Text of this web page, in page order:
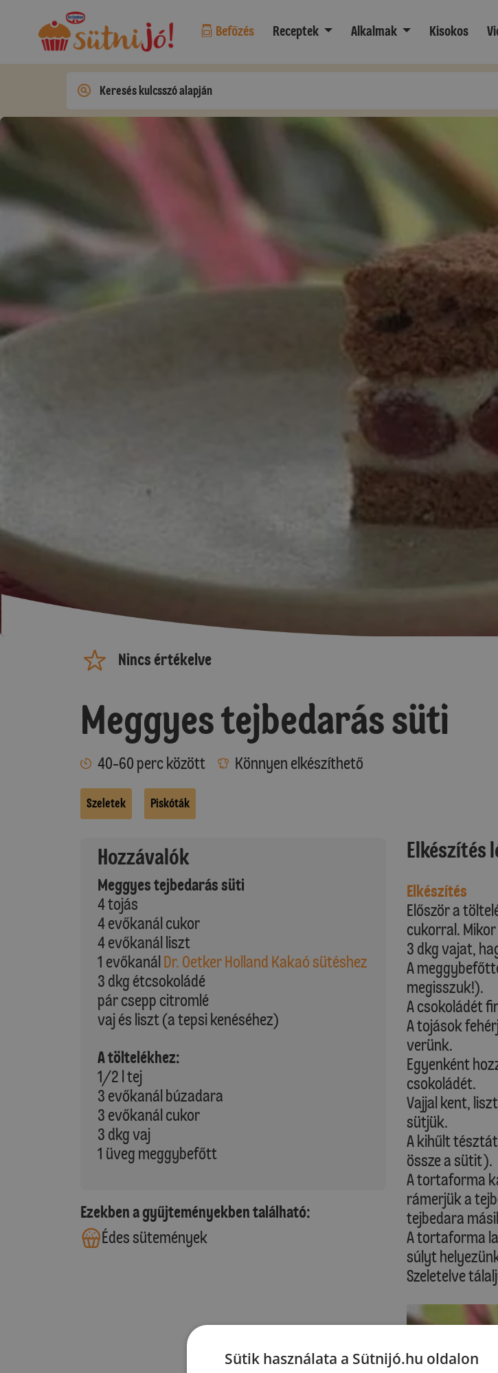
Befőzés Receptek Alkalmak Kisokos
Nincs értékelve
Meggyes tejbedarás süti
40-60 perc között Könnyen elkészíthető
Szeletek Piskóták
Hozzávalók
Meggyes tejbedarás süti
4 tojás
4 evőkanál cukor
4 evőkanál liszt
1 evőkanálDr. Oetker Holland Kakaó sütéshez
3 dkg étcsokoládé
pár csepp citromlé
vaj és liszt (a tepsi kenéséhez)
A töltelékhez:
1/2 l tej
3 evőkanál búzadara
3 evőkanál cukor
3 dkg vaj
1 üveg meggybefőtt
Ezekben a gyűjteményekben található:
Édes sütemények
Elkészítés
Elkészítés
Először a
cukorral.
3 dkg vajat,
A
megisszuk!).
A csokoládét
A tojások
verünk.
Egyenként
csokoládét.
Vajjal kent,
sütjük.
A kihűlt
össze a sütit).
A tortaforma
rámerjük a
tejbedara
A tortaforma
súlyt
Szeletelve
Sütik használata a Sütnijó.hu oldalon